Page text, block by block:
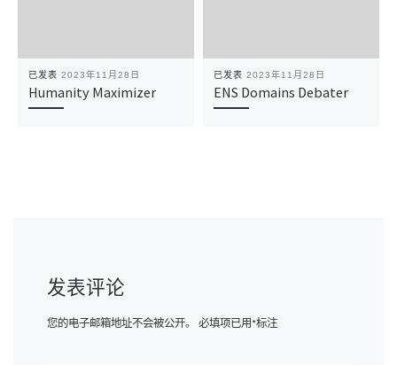
已发表 2023年11月28日
Humanity Maximizer
已发表 2023年11月28日
ENS Domains Debater
发表评论
您的电子邮箱地址不会被公开。 必填项已用*标注